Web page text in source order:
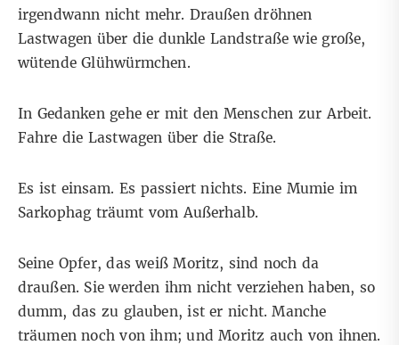
irgendwann nicht mehr. Draußen dröhnen
Lastwagen über die dunkle Landstraße wie große,
wütende Glühwürmchen.
In Gedanken gehe er mit den Menschen zur Arbeit.
Fahre die Lastwagen über die Straße.
Es ist einsam. Es passiert nichts. Eine Mumie im
Sarkophag träumt vom Außerhalb.
Seine Opfer, das weiß Moritz, sind noch da
draußen. Sie werden ihm nicht verziehen haben, so
dumm, das zu glauben, ist er nicht. Manche
träumen noch von ihm; und Moritz auch von ihnen.